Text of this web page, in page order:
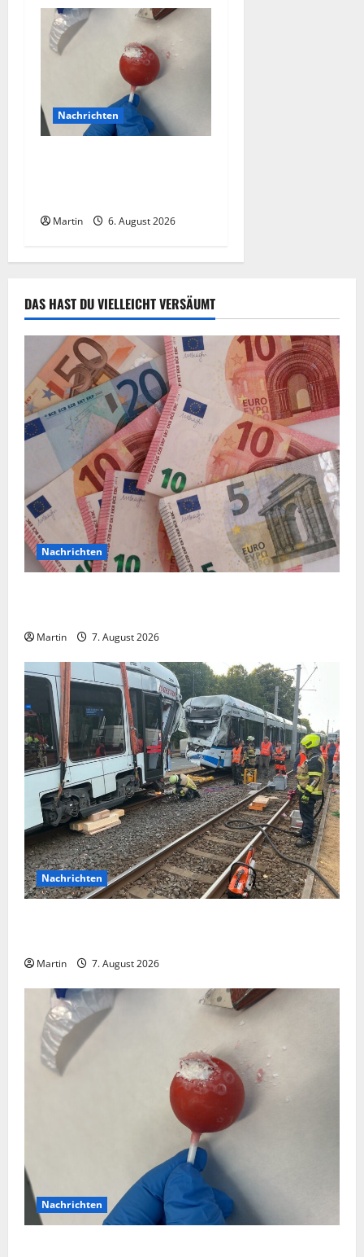
Nachrichten
Martin 6. August 2026
DAS HAST DU VIELLEICHT VERSÄUMT
Nachrichten
Martin 7. August 2026
Nachrichten
Martin 7. August 2026
Nachrichten